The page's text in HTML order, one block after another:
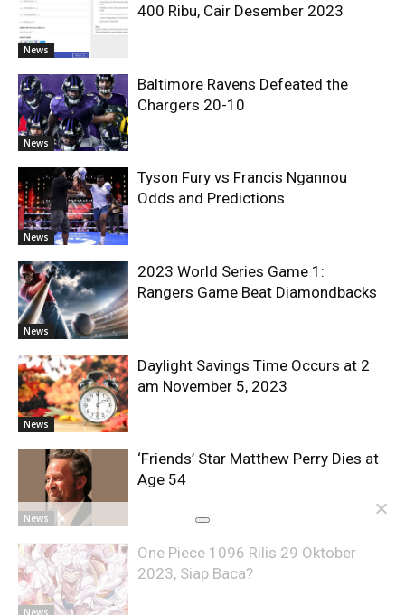
News
400 Ribu, Cair Desember 2023
News
Baltimore Ravens Defeated the
Chargers 20-10
News
Tyson Fury vs Francis Ngannou
Odds and Predictions
News
2023 World Series Game 1:
Rangers Game Beat Diamondbacks
News
Daylight Savings Time Occurs at 2
am November 5, 2023
News
‘Friends’ Star Matthew Perry Dies at
Age 54
News
One Piece 1096 Rilis 29 Oktober
2023, Siap Baca?